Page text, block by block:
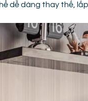
dễ dàng thay thế,